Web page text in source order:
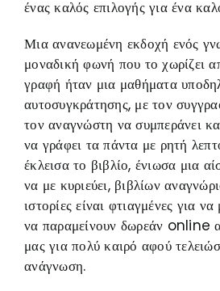
ένας καλός επιλογής για ένα
Μια ανανεωμένη εκδοχή ενός
μοναδική φωνή που το χωρίζει
γραφή ήταν μια μαθήματα
αυτοσυγκράτησης, με τον
τον αναγνώστη να συμπεράνει
να γράφει τα πάντα με ρητή
έκλεισα το βιβλίο, ένιωσα μια
να με κυριεύει, βιβλίων
ιστορίες είναι φτιαγμένες για
να παραμείνουν δωρεάν online
μας για πολύ καιρό αφού
ανάγνωση.